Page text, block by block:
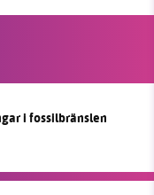
i fossilbränslen